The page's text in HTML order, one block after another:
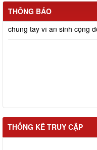
THÔNG BÁO
Lễ ký kết chương trình
chung tay vì an sinh cộng
THỐNG KÊ TRUY CẬP